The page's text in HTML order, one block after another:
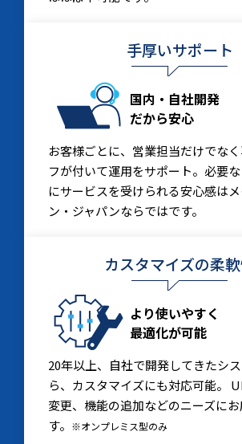
手厚いサポート
国内・自社開発
だから安心
お客様ごとに、営業担当だけでな
フが付いて運用をサポート。必要
にサービスを受けられる安心感は
ン・ジャパンならではです。
カスタマイズの柔
より使いやすく
最適化が可能
20年以上、自社で開発してきたシ
ら、カスタマイズにも対応可能。
変更、機能の追加などのニーズに
す。 ※オンプレミス型のみ